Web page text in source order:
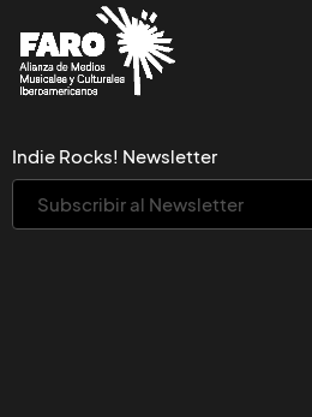
Indie Rocks! Newsletter